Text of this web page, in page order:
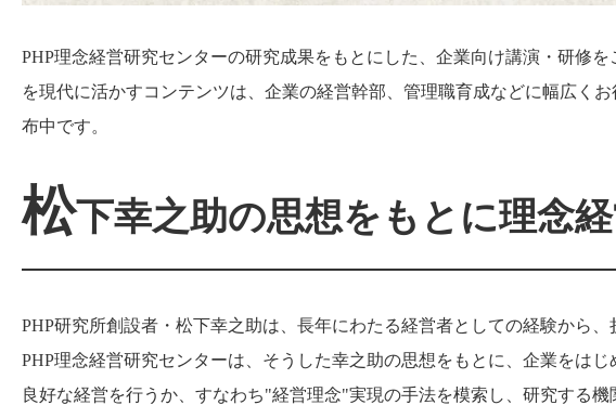
PHP理念経営研究センターの研究成果をもとにした、企業向け講演・研修
を現代に活かすコンテンツは、企業の経営幹部、管理職育成などに幅広く
布中です。
松下幸之助の思想をもとに理念
PHP研究所創設者・松下幸之助は、長年にわたる経営者としての経験から
PHP理念経営研究センターは、そうした幸之助の思想をもとに、企業をは
良好な経営を行うか、すなわち"経営理念"実現の手法を模索し、研究する機